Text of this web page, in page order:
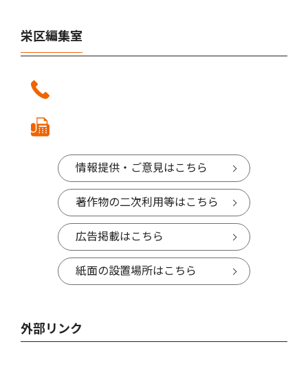
栄区編集室
情報提供・ご意見はこちら
著作物の二次利用等はこちら
広告掲載はこちら
紙面の設置場所はこちら
外部リンク